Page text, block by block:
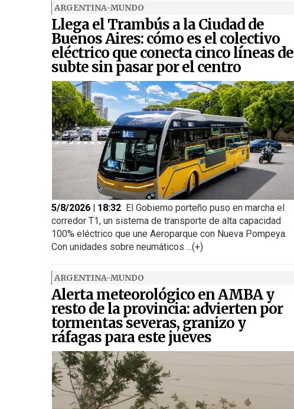
ARGENTINA-MUNDO
Llega el Trambús a la Ciudad de
Buenos Aires: cómo es el colectivo
eléctrico que conecta cinco líneas de
subte sin pasar por el centro
5/8/2026 | 18:32 El Gobierno porteño puso en marcha el
corredor T1, un sistema de transporte de alta capacidad
100% eléctrico que une Aeroparque con Nueva Pompeya.
Con unidades sobre neumáticos ...(+)
ARGENTINA-MUNDO
Alerta meteorológico en AMBA y
resto de la provincia: advierten por
tormentas severas, granizo y
ráfagas para este jueves